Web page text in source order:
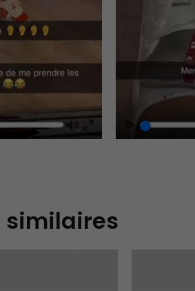
MuteEnter
Play
similaires